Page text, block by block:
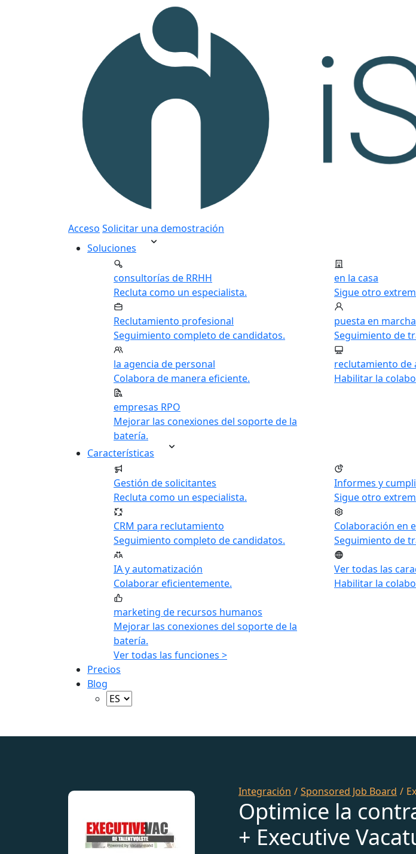
Acceso Solicitar una demostración
Soluciones
consultorías de RRHH
Recluta como un especialista.
Reclutamiento profesional
Seguimiento completo de candidatos.
la agencia de personal
Colabora de manera eficiente.
empresas RPO
Mejorar las conexiones del soporte de la
batería.
en la casa
Sigue otro
puesta en marcha
Seguimiento de
reclutamiento de
Habilitar la
Características
Gestión de solicitantes
Recluta como un especialista.
CRM para reclutamiento
Seguimiento completo de candidatos.
IA y automatización
Colaborar eficientemente.
marketing de recursos humanos
Mejorar las conexiones del soporte de la
batería.
Informes y
Sigue otro
Colaboración en
Seguimiento de
Ver todas las
Habilitar la
Ver todas las funciones >
Precios
Blog
Integración / Sponsored Job Board /
Optimice la
+ Executive